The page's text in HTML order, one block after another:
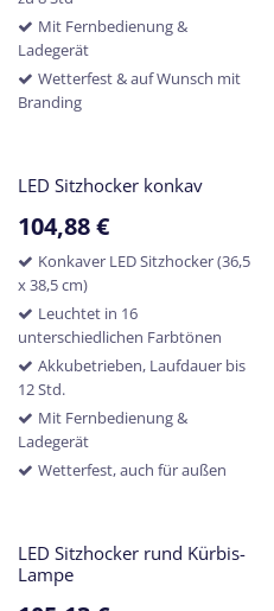
Mit Fernbedienung &
Ladegerät
Wetterfest & auf Wunsch mit
Branding
LED Sitzhocker konkav
104,88€
Konkaver LED Sitzhocker (36,5
x 38,5 cm)
Leuchtet in 16
unterschiedlichen Farbtönen
Akkubetrieben, Laufdauer bis
12 Std.
Mit Fernbedienung &
Ladegerät
Wetterfest, auch für außen
LED Sitzhocker rund Kürbis-
Lampe